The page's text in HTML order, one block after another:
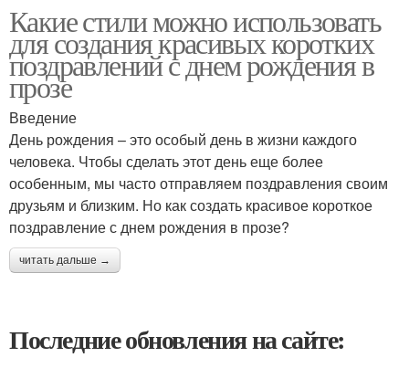
Какие стили можно использовать
для создания красивых коротких
поздравлений с днем рождения в
прозе
Введение
День рождения – это особый день в жизни каждого
человека. Чтобы сделать этот день еще более
особенным, мы часто отправляем поздравления своим
друзьям и близким. Но как создать красивое короткое
поздравление с днем рождения в прозе?
читать дальше →
Последние обновления на сайте: